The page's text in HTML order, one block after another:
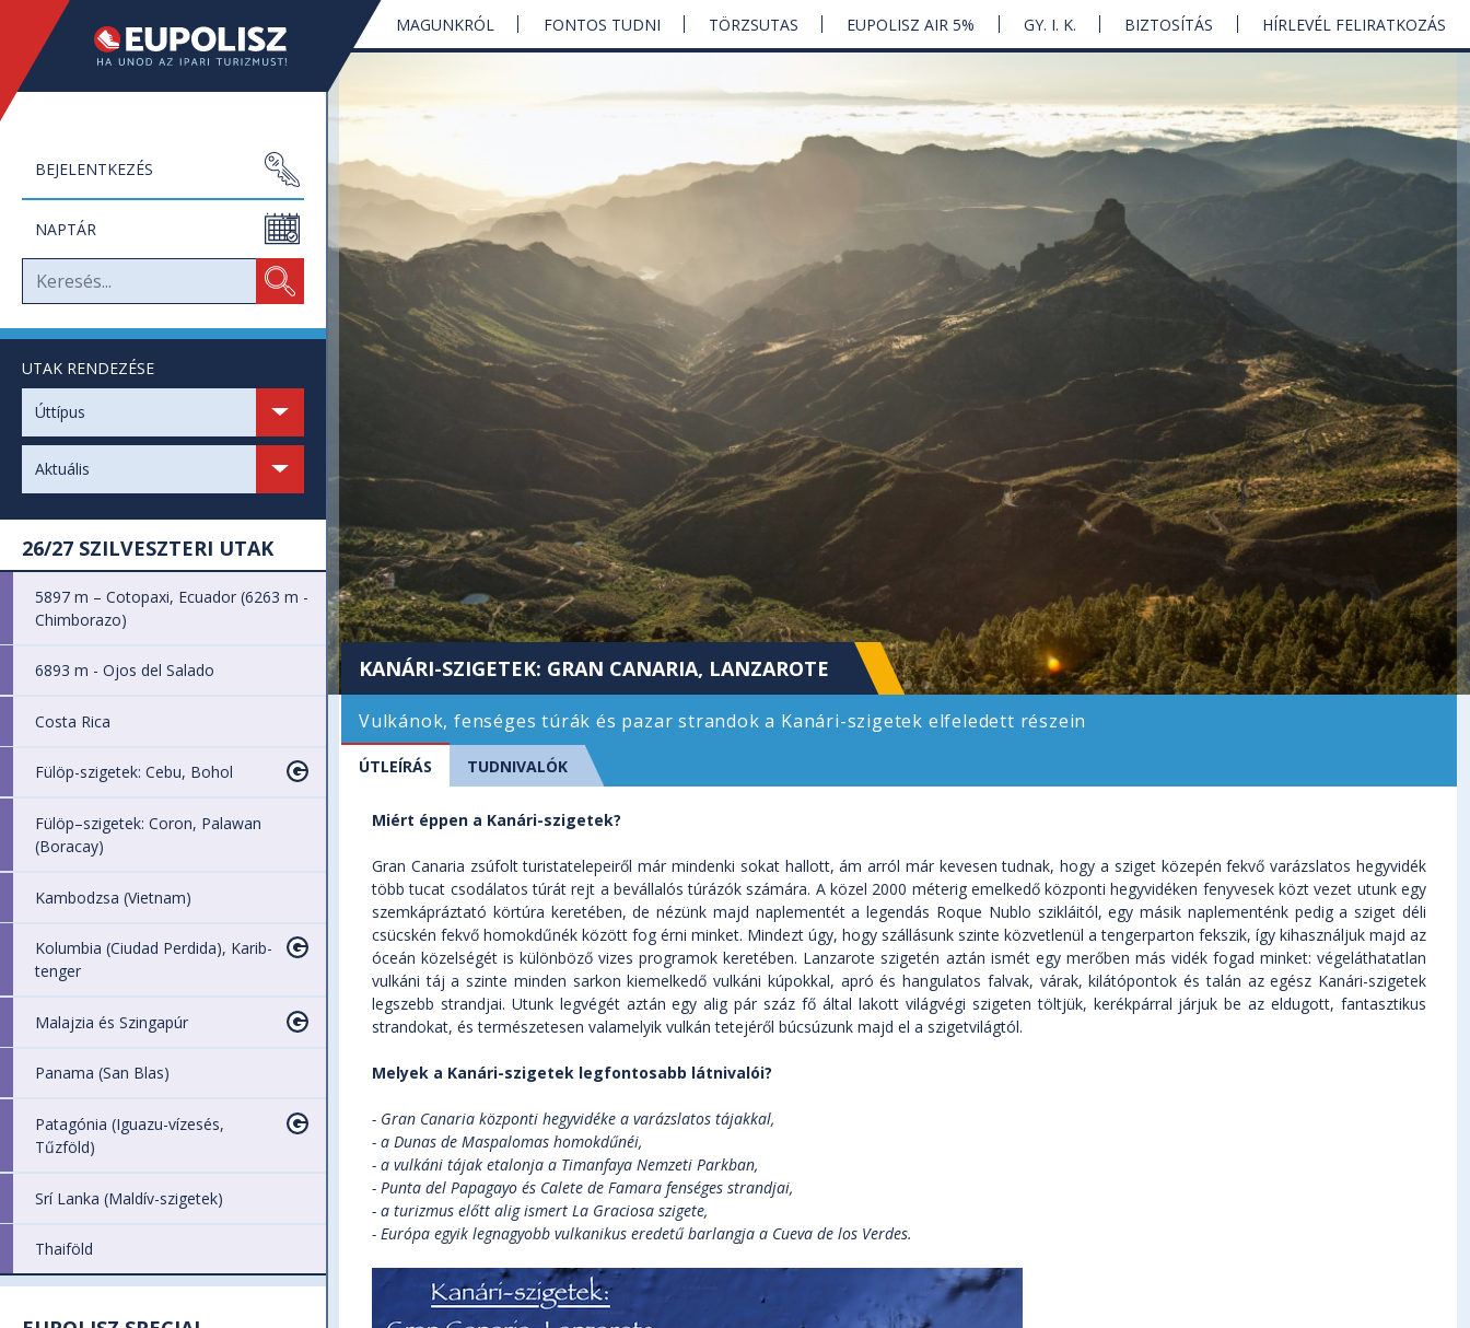
BEJELENTKEZÉS
NAPTÁR
UTAK RENDEZÉSE
Úttípus
Aktuális
26/27 SZILVESZTERI UTAK
5897 m – Cotopaxi, Ecuador (6263 m -
Chimborazo)
6893 m - Ojos del Salado
Costa Rica
Fülöp-szigetek: Cebu, Bohol
Fülöp–szigetek: Coron, Palawan
(Boracay)
Kambodzsa (Vietnam)
Kolumbia (Ciudad Perdida), Karib-
tenger
Malajzia és Szingapúr
Panama (San Blas)
Patagónia (Iguazu-vízesés,
Tűzföld)
Srí Lanka (Maldív-szigetek)
Thaiföld
MAGUNKRÓL FONTOS TUDNI TÖRZSUTAS EUPOLISZ AIR 5% GY. I. K. BIZTOSÍTÁS HÍRLEVÉL FELIRATKOZÁS
KANÁRI-SZIGETEK: GRAN CANARIA, LANZAROTE
Vulkánok, fenséges túrák és pazar strandok a Kanári-szigetek elfeledett részein
ÚTLEÍRÁS TUDNIVALÓK
Miért éppen a Kanári-szigetek?
Gran Canaria zsúfolt turistatelepeiről már mindenki sokat hallott, ám arról már kevesen tudnak, hogy a sziget közepén fekvő varázslatos hegyvidék
több tucat csodálatos túrát rejt a bevállalós túrázók számára. A közel 2000 méterig emelkedő központi hegyvidéken fenyvesek közt vezet utunk egy
szemkápráztató körtúra keretében, de nézünk majd naplementét a legendás Roque Nublo szikláitól, egy másik naplementénk pedig a sziget déli
csücskén fekvő homokdűnék között fog érni minket. Mindezt úgy, hogy szállásunk szinte közvetlenül a tengerparton fekszik, így kihasználjuk majd az
óceán közelségét is különböző vizes programok keretében. Lanzarote szigetén aztán ismét egy merőben más vidék fogad minket: végeláthatatlan
vulkáni táj a szinte minden sarkon kiemelkedő vulkáni kúpokkal, apró és hangulatos falvak, várak, kilátópontok és talán az egész Kanári-szigetek
legszebb strandjai. Utunk legvégét aztán egy alig pár száz fő által lakott világvégi szigeten töltjük, kerékpárral járjuk be az eldugott, fantasztikus
strandokat, és természetesen valamelyik vulkán tetejéről búcsúzunk majd el a szigetvilágtól.
Melyek a Kanári-szigetek legfontosabb látnivalói?
- Gran Canaria központi hegyvidéke a varázslatos tájakkal,
- a Dunas de Maspalomas homokdűnéi,
- a vulkáni tájak etalonja a Timanfaya Nemzeti Parkban,
- Punta del Papagayo és Calete de Famara fenséges strandjai,
- a turizmus előtt alig ismert La Graciosa szigete,
- Európa egyik legnagyobb vulkanikus eredetű barlangja a Cueva de los Verdes.